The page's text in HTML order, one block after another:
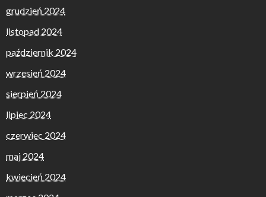
grudzień 2024
listopad 2024
październik 2024
wrzesień 2024
sierpień 2024
lipiec 2024
czerwiec 2024
maj 2024
kwiecień 2024